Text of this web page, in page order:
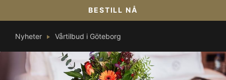
BESTILL NÅ
Nyheter Vårtilbud i Göteborg